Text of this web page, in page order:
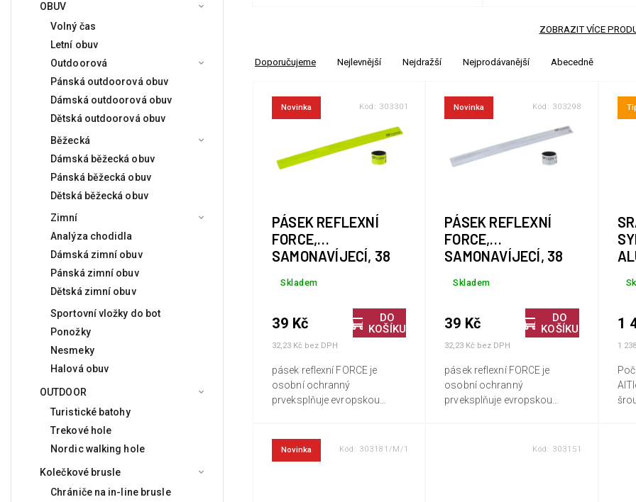
OBUV
Volný čas
Letní obuv
Outdoorová
Pánská outdoorová obuv
Dámská outdoorová obuv
Dětská outdoorová obuv
Běžecká
Dámská běžecká obuv
Pánská běžecká obuv
Dětská běžecká obuv
Zimní
Analýza chodidla
Dámská zimní obuv
Pánská zimní obuv
Dětská zimní obuv
Sportovní vložky do bot
Ponožky
Nesmeky
Halová obuv
OUTDOOR
Turistické batohy
Trekové hole
Nordic walking hole
Kolečkové brusle
Chrániče na in-line brusle
ZOBRAZIT VÍCE
Doporučujeme Nejlevnější Nejdražší Nejprodávanější Abecedně
Novinka
PÁSEK REFLEXNÍ
FORCE,
SAMONAVÍJECÍ, 38
Skladem
DO
KOŠÍKU
32,23 Kč bez DPH
39 Kč
pásek reflexní FORCE je
osobní ochranný
prveksplňuje evropskou
Kód: 303301 Novinka
PÁSEK REFLEXNÍ
FORCE,
SAMONAVÍJECÍ, 38
Skladem
DO
KOŠÍKU
32,23 Kč bez DPH
39 Kč
pásek reflexní FORCE je
osobní ochranný
prveksplňuje evropskou
Kód: 303298
1
1
Novinka Kód: 303181/M/1 Kód: 303151